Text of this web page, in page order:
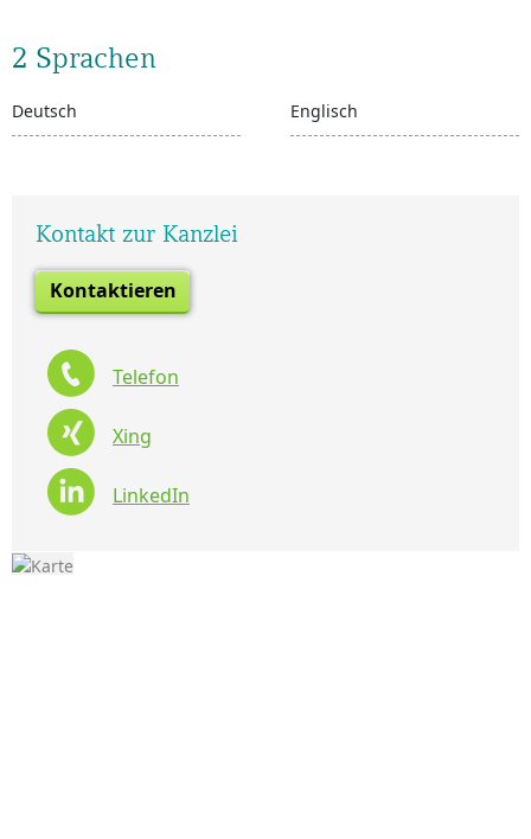
2 Sprachen
Deutsch Englisch
Kontakt zur Kanzlei
Kontaktieren
Telefon
Xing
LinkedIn